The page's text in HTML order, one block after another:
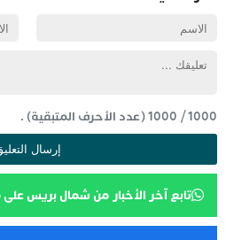
1000
/
1000(عدد الأحرف المتبقية) .
تابع آخر الأخبار من شمال بريس على WhatsApp